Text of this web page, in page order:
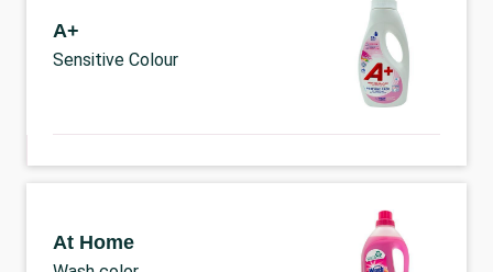
A+
Sensitive Colour
At Home